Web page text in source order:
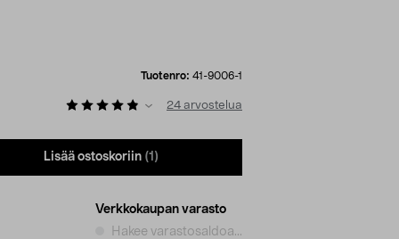
Tuotenro: 41-9006-1
24 arvostelua
Lisää ostoskoriin (1)
Verkkokaupan varasto
Hakee varastosaldoa...